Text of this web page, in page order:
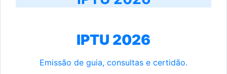
IPTU 2026
Emissão de guia, consultas e certidão.